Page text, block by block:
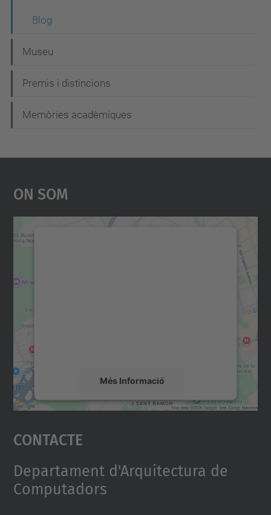
Blog
Museu
Premis i distincions
Memòries acadèmiques
On Som
Més Informació
Accepta
powered by
Contacte
Departament d'Arquitectura de
Computadors